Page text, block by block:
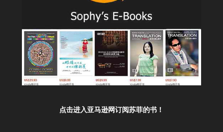
点击进入亚马逊网订阅苏菲的书！